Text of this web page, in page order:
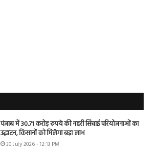
पंजाब में 30.71 करोड़ रुपये की नहरी सिंचाई परियोजनाओं का
उद्घाटन, किसानों को मिलेगा बड़ा लाभ
30 July 2026 - 12:13 PM